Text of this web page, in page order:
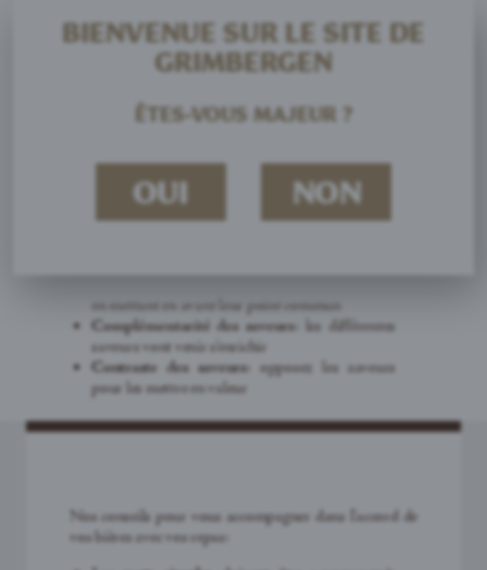
BIENVENUE SUR LE SITE DE
GRIMBERGEN
ÊTES-VOUS MAJEUR ?
OUI NON
BIÈRES
Pour accorder votre bière Grimbergen avec vos plats,
en mettant en avant leur point commun
Complémentarité des saveurs: les différentes
saveurs vont venir s’enrichir
Contraste des saveurs: opposez les saveurs
pour les mettre en valeur
Nos conseils pour vous accompagner dans l’accord de
vos bières avec vos repas: